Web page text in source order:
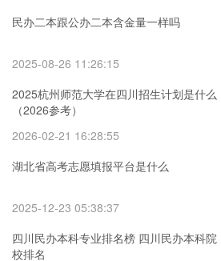
民办二本跟公办二本含金量一样吗
2025-08-26 11:26:15
2025杭州师范大学在四川招生计划是什么
（2026参考）
2026-02-21 16:28:55
湖北省高考志愿填报平台是什么
2025-12-23 05:38:37
四川民办本科专业排名榜 四川民办本科院
校排名